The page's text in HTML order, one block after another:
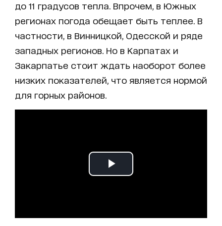
до 11 градусов тепла. Впрочем, в Южных
регионах погода обещает быть теплее. В
частности, в Винницкой, Одесской и ряде
западных регионов. Но в Карпатах и
Закарпатье стоит ждать наоборот более
низких показателей, что является нормой
для горных районов.